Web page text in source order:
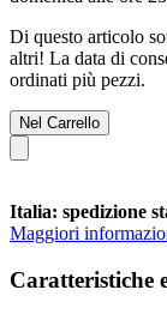
Di questo articolo
altri! La data di
ordinati più pezzi.
Nel Carrello
Italia: spedizione
Maggiori
Caratteristiche